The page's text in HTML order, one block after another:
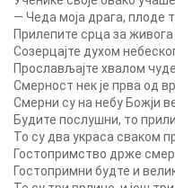
— Чеда моја драга, плоде
Прилепите срца за живога
Созерцајте духом
Прослављајте хвалом
Смерност нек је прва од
Смерни су на небу Божји
Будите послушни, то
To cy два украса сваком
Гостопримство држе
Гостопримни будте и